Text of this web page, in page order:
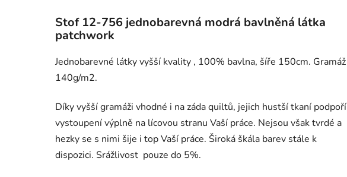
Stof 12-756 jednobarevná modrá bavlněná látka
patchwork
Jednobarevné látky vyšší kvality , 100% bavlna, šíře 150cm. Gramáž
140g/m2.
Díky vyšší gramáži vhodné i na záda quiltů, jejich hustší tkaní podpoří
vystoupení výplně na lícovou stranu Vaší práce. Nejsou však tvrdé a
hezky se s nimi šije i top Vaší práce. Široká škála barev stále k
dispozici. Srážlivost pouze do 5%.